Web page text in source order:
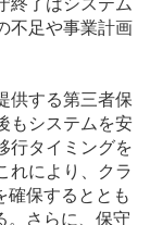
不足や事業計画
供する第三者保
もシステムを安
行タイミングを
れにより、クラ
確保するととも
。さらに、保守